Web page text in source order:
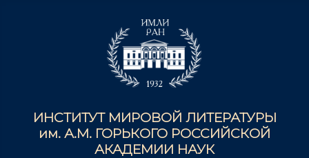
ИНСТИТУТ МИРОВОЙ ЛИТЕРАТУРЫ
им. А.М. ГОРЬКОГО РОССИЙСКОЙ
АКАДЕМИИ НАУК